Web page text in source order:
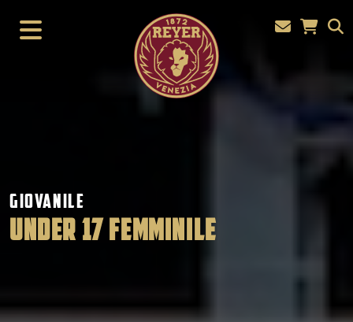
GIOVANILE
UNDER 17 FEMMINILE